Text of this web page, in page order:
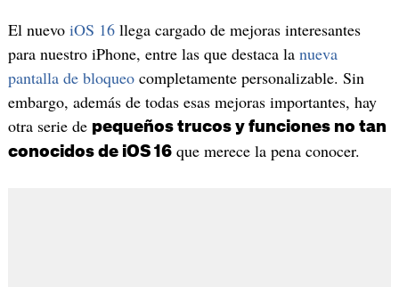
El nuevo iOS 16llega cargado de mejoras interesantes
para nuestro iPhone, entre las que destaca la nueva
pantalla de bloqueocompletamente personalizable. Sin
embargo, además de todas esas mejoras importantes, hay
otra serie de pequeños trucos y funciones no tan
conocidos de iOS 16que merece la pena conocer.